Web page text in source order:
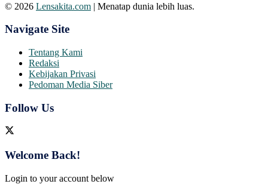
© 2026 Lensakita.com | Menatap dunia lebih luas.
Navigate Site
Tentang Kami
Redaksi
Kebijakan Privasi
Pedoman Media Siber
Follow Us
Welcome Back!
Login to your account below